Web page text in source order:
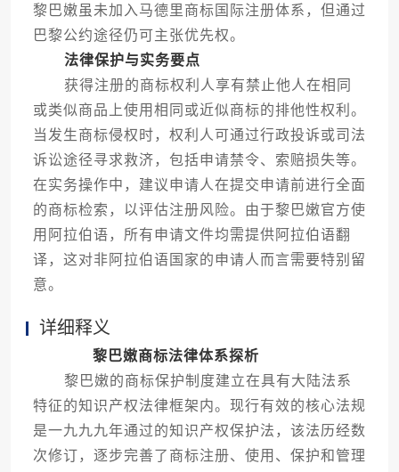
黎巴嫩虽未加入马德里商标国际注册体系，但通过
巴黎公约途径仍可主张优先权。
法律保护与实务要点
获得注册的商标权利人享有禁止他人在相同
或类似商品上使用相同或近似商标的排他性权利。
当发生商标侵权时，权利人可通过行政投诉或司法
诉讼途径寻求救济，包括申请禁令、索赔损失等。
在实务操作中，建议申请人在提交申请前进行全面
的商标检索，以评估注册风险。由于黎巴嫩官方使
用阿拉伯语，所有申请文件均需提供阿拉伯语翻
译，这对非阿拉伯语国家的申请人而言需要特别留
意。
详细释义
黎巴嫩商标法律体系探析
黎巴嫩的商标保护制度建立在具有大陆法系
特征的知识产权法律框架内。现行有效的核心法规
是一九九九年通过的知识产权保护法，该法历经数
次修订，逐步完善了商标注册、使用、保护和管理